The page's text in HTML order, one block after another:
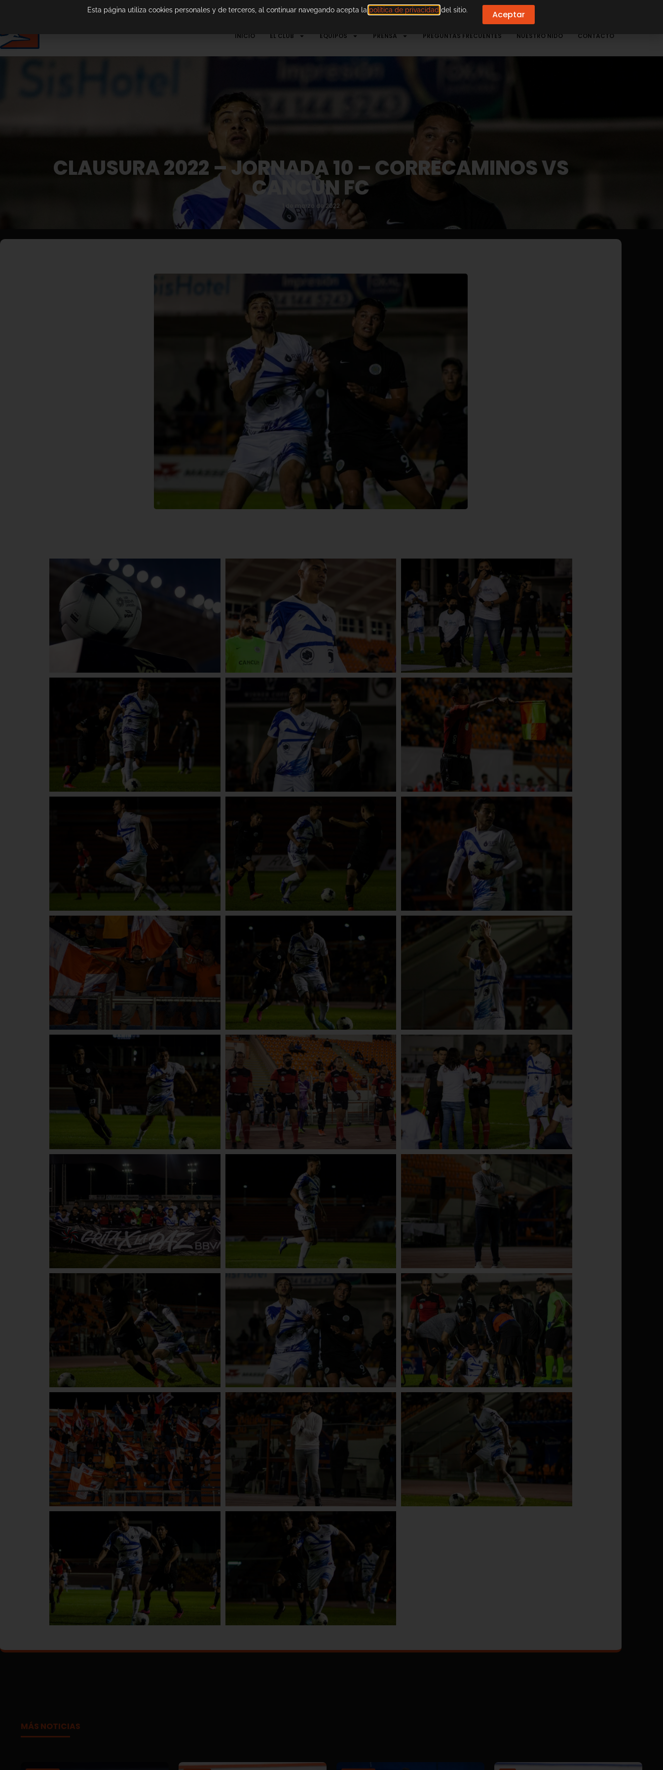
INICIO EL CLUB EQUIPOS PRENSA PREGUNTAS FRECUENTES NUESTRO NIDO CONTACTO
CLAUSURA 2022 – JORNADA 10 – CORRECAMINOS VS
CANCÚN FC
1 de marzo de 2022
MÁS NOTICIAS
Esta página utiliza cookies personales y de terceros, al continuar navegando acepta la política de privacidad del sitio. Aceptar